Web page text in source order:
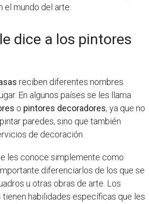
el mundo del arte.
dice a los pintores
reciben diferentes nombres
En algunos países se les llama
o pintores decoradores, ya que no
paredes, sino que también
de decoración.
les conoce simplemente como
diferenciarlos de los que se
u otras obras de arte. Los
tienen habilidades específicas que les